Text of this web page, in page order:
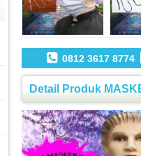
0812 3617 8774
Detail Produk